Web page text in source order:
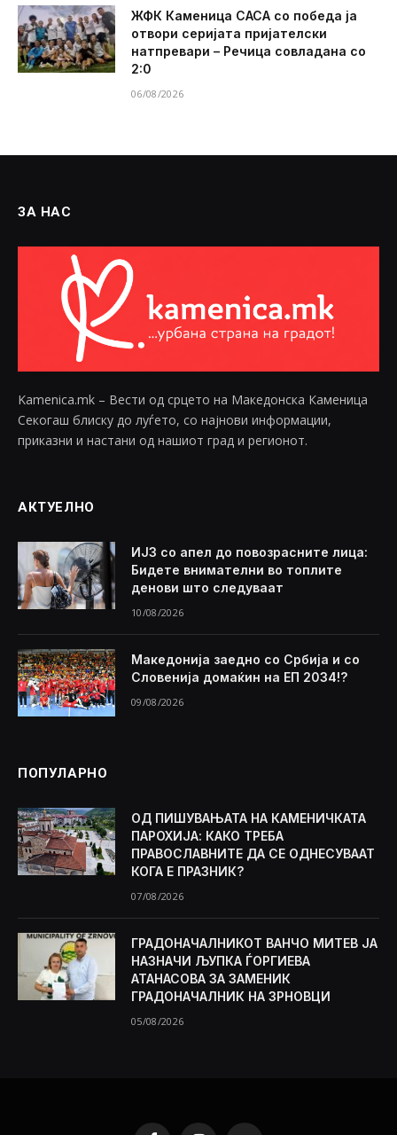
ЖФК Каменица САСА со победа ја
отвори серијата пријателски
натпревари – Речица совладана со
2:0
06/08/2026
ЗА НАС
Kamenica.mk – Вести од срцето на Македонска Каменица
Секогаш блиску до луѓето, со најнови информации,
приказни и настани од нашиот град и регионот.
АКТУЕЛНО
ИЈЗ со апел до повозрасните лица:
Бидете внимателни во топлите
денови што следуваат
10/08/2026
Македонија заедно со Србија и со
Словенија домаќин на ЕП 2034!?
09/08/2026
ПОПУЛАРНО
ОД ПИШУВАЊАТА НА КАМЕНИЧКАТА
ПАРОХИЈА: КАКО ТРЕБА
ПРАВОСЛАВНИТЕ ДА СЕ ОДНЕСУВААТ
КОГА Е ПРАЗНИК?
07/08/2026
ГРАДОНАЧАЛНИКОТ ВАНЧО МИТЕВ ЈА
НАЗНАЧИ ЉУПКА ЃОРГИЕВА
АТАНАСОВА ЗА ЗАМЕНИК
ГРАДОНАЧАЛНИК НА ЗРНОВЦИ
05/08/2026